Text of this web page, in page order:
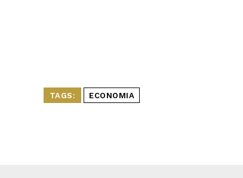
TAGS: ECONOMIA